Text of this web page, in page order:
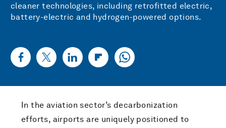
cleaner technologies, including retrofitted electric,
battery-electric and hydrogen-powered options.
In the aviation sector’s decarbonization
efforts, airports are uniquely positioned to